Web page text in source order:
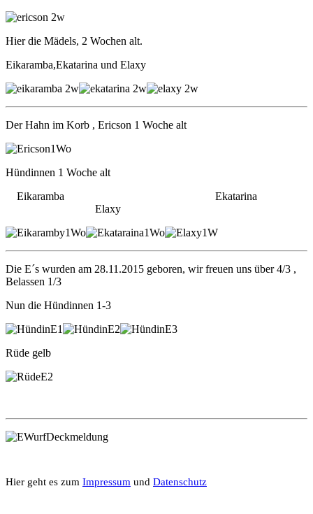
Hier die Mädels, 2 Wochen alt.
Eikaramba,Ekatarina und Elaxy
Der Hahn im Korb , Ericson 1 Woche alt
Hündinnen 1 Woche alt
Eikaramba Ekatarina
Elaxy
Die E´s wurden am 28.11.2015 geboren, wir freuen uns über 4/3 ,
Belassen 1/3
Nun die Hündinnen 1-3
Rüde gelb
Hier geht es zum Impressum und Datenschutz